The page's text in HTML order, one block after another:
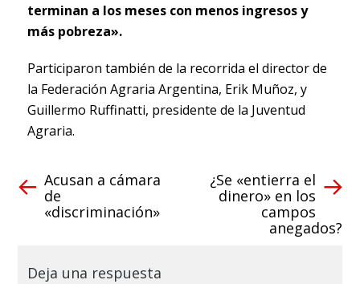
terminan a los meses con menos ingresos y
más pobreza».
Participaron también de la recorrida el director de
la Federación Agraria Argentina, Erik Muñoz, y
Guillermo Ruffinatti, presidente de la Juventud
Agraria.
Acusan a cámara
de
«discriminación»
¿Se «entierra el
dinero» en los
campos
anegados?
Deja una respuesta